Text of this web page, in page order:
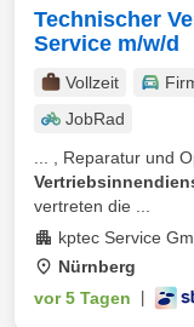
Technischer
Service m/w/d
Vollzeit
JobRad
... , Reparatur und
vertreten die ...
kptec Service
Nürnberg
vor 5 Tagen